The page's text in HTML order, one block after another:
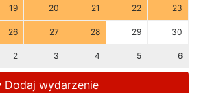
19 20 21 22 23
26 27 28 29 30
2 3 4 5 6
Dodaj wydarzenie